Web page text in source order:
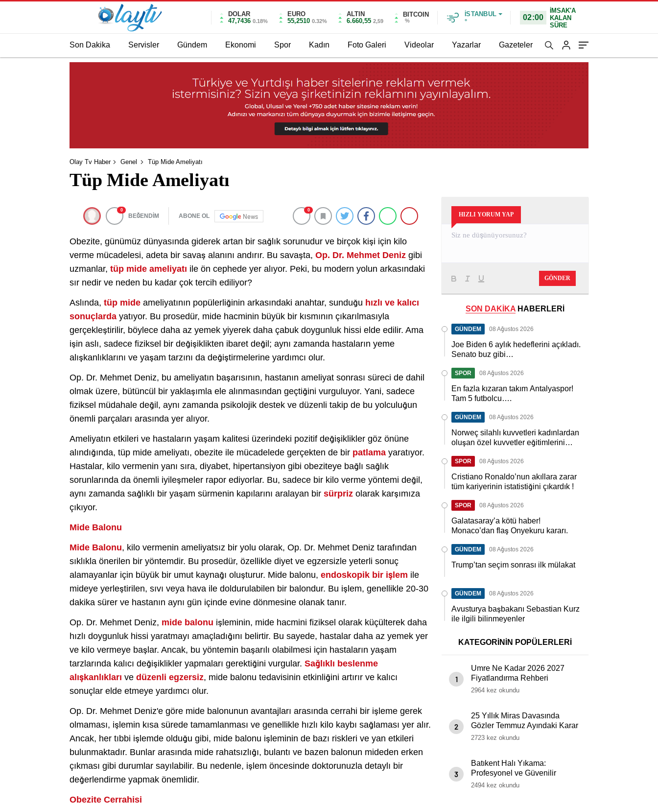
DOLAR
47,7436 0.18%
EURO
55,2510 0.32%
ALTIN
6.660,55 2,59
BITCOIN
%
İSTANBUL
°
02:00
İMSAK'A
KALAN
SÜRE
Son Dakika Servisler Gündem Ekonomi Spor Kadın Foto Galeri Videolar Yazarlar Gazeteler
Olay Tv Haber Genel Tüp Mide Ameliyatı
Tüp Mide Ameliyatı
0
BEĞENDİM ABONE OL News
0
Obezite, günümüz dünyasında giderek artan bir sağlık sorunudur ve birçok kişi için kilo
verme mücadelesi, adeta bir savaş alanını andırır. Bu savaşta, Op. Dr. Mehmet Deniz gibi
uzmanlar, tüp mide ameliyatı ile ön cephede yer alıyor. Peki, bu modern yolun arkasındaki
sır nedir ve neden bu kadar çok tercih ediliyor?
Aslında, tüp mide ameliyatının popülerliğinin arkasındaki anahtar, sunduğu hızlı ve kalıcı
sonuçlarda yatıyor. Bu prosedür, mide hacminin büyük bir kısmının çıkarılmasıyla
gerçekleştirilir, böylece daha az yemek yiyerek daha çabuk doygunluk hissi elde edilir. Ama
işin aslı, sadece fiziksel bir değişiklikten ibaret değil; aynı zamanda hastaların yeme
alışkanlıklarını ve yaşam tarzını da değiştirmelerine yardımcı olur.
Op. Dr. Mehmet Deniz, bu ameliyatın başarısının, hastanın ameliyat sonrası süreci de dahil
olmak üzere, bütüncül bir yaklaşımla ele alınmasından geçtiğini vurguluyor. Yani, sadece
fiziksel müdahale değil, aynı zamanda psikolojik destek ve düzenli takip de bu yolculuğun
önemli parçaları arasında yer alıyor.
Ameliyatın etkileri ve hastaların yaşam kalitesi üzerindeki pozitif değişiklikler göz önüne
alındığında, tüp mide ameliyatı, obezite ile mücadelede gerçekten de bir patlama yaratıyor.
Hastalar, kilo vermenin yanı sıra, diyabet, hipertansiyon gibi obeziteye bağlı sağlık
sorunlarında da önemli iyileşmeler rapor ediyorlar. Bu, sadece bir kilo verme yöntemi değil,
aynı zamanda sağlıklı bir yaşam sürmenin kapılarını aralayan bir sürpriz olarak karşımıza
çıkıyor.
Mide Balonu
Mide Balonu, kilo vermenin ameliyatsız bir yolu olarak, Op. Dr. Mehmet Deniz tarafından
sıklıkla önerilen bir yöntemdir. Bu prosedür, özellikle diyet ve egzersizle yeterli sonuç
alamayanlar için büyük bir umut kaynağı oluşturur. Mide balonu, endoskopik bir işlem ile
mideye yerleştirilen, sıvı veya hava ile doldurulabilen bir balondur. Bu işlem, genellikle 20-30
dakika sürer ve hastanın aynı gün içinde evine dönmesine olanak tanır.
Op. Dr. Mehmet Deniz, mide balonu işleminin, mide hacmini fiziksel olarak küçülterek daha
hızlı doygunluk hissi yaratmayı amaçladığını belirtir. Bu sayede, hastalar daha az yemek yer
ve kilo vermeye başlar. Ancak, bu yöntemin başarılı olabilmesi için hastaların yaşam
tarzlarında kalıcı değişiklikler yapmaları gerektiğini vurgular. Sağlıklı beslenme
alışkanlıkları ve düzenli egzersiz, mide balonu tedavisinin etkinliğini artırır ve kalıcı
sonuçlar elde etmeye yardımcı olur.
Op. Dr. Mehmet Deniz'e göre mide balonunun avantajları arasında cerrahi bir işleme gerek
olmaması, işlemin kısa sürede tamamlanması ve genellikle hızlı kilo kaybı sağlaması yer alır.
Ancak, her tıbbi işlemde olduğu gibi, mide balonu işleminin de bazı riskleri ve yan etkileri
bulunmaktadır. Bunlar arasında mide rahatsızlığı, bulantı ve bazen balonun mideden erken
çıkması gibi durumlar sayılabilir. Bu nedenle, işlem öncesinde doktorunuzla detaylı bir
değerlendirme yapmak önemlidir.
Obezite Cerrahisi
HIZLI YORUM YAP
GÖNDER
SON DAKİKA HABERLERİ
GÜNDEM 08 Ağustos 2026
Joe Biden 6 aylık hedeflerini açıkladı.
Senato buz gibi…
SPOR 08 Ağustos 2026
En fazla kızaran takım Antalyaspor!
Tam 5 futbolcu….
GÜNDEM 08 Ağustos 2026
Norweç silahlı kuvvetleri kadınlardan
oluşan özel kuvvetler eğitimlerini
SPOR 08 Ağustos 2026
Cristiano Ronaldo’nun akıllara zarar
tüm kariyerinin istatistiğini çıkardık !
SPOR 08 Ağustos 2026
Galatasaray’a kötü haber!
Monaco’dan flaş Onyekuru kararı.
GÜNDEM 08 Ağustos 2026
Trump’tan seçim sonrası ilk mülakat
GÜNDEM 08 Ağustos 2026
Avusturya başbakanı Sebastian Kurz
ile ilgili bilinmeyenler
KATEGORİNİN POPÜLERLERİ
1
Umre Ne Kadar 2026 2027
Fiyatlandırma Rehberi
2964 kez okundu
2
25 Yıllık Miras Davasında
Gözler Temmuz Ayındaki Karar
Duruşmasına Çevrildi
2723 kez okundu
3
Batıkent Halı Yıkama:
Profesyonel ve Güvenilir
Hizmetler
2494 kez okundu